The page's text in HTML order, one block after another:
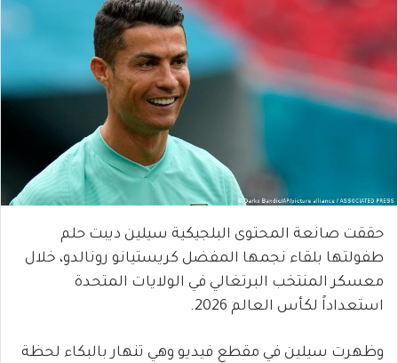
حققت صانعة المحتوى البلجيكية سيلين ديبت حلم
طفولتها بلقاء نجمها المفضل كريستيانو رونالدو، خلال
معسكر المنتخب البرتغالي في الولايات المتحدة
استعداداً لكأس العالم 2026.
وظهرت سيلين في مقطع فيديو وهي تنهار بالبكاء لحظة